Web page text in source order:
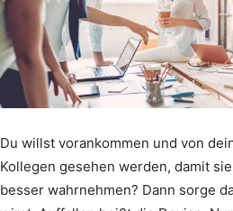
Du willst vorankommen und von
Kollegen gesehen werden, damit
besser wahrnehmen? Dann sorge